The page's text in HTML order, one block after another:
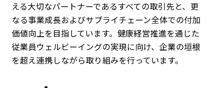
える大切なパートナーであるすべての取引先と、更
なる事業成長およびサプライチェーン全体での付加
価値向上を目指しています。健康経営推進を通じた
従業員ウェルビーイングの実現に向け、企業の垣根
を超え連携しながら取り組みを行っています。